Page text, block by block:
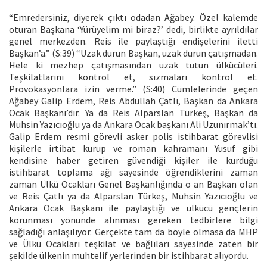
“Emredersiniz, diyerek çıktı odadan Ağabey. Özel kalemde
oturan Başkana ‘Yürüyelim mi biraz?’ dedi, birlikte ayrıldılar
genel merkezden. Reis ile paylaştığı endişelerini iletti
Başkan’a.” (S:39) “Uzak durun Başkan, uzak durun çatışmadan.
Hele ki mezhep çatışmasından uzak tutun ülkücüleri.
Teşkilatlarını kontrol et, sızmaları kontrol et.
Provokasyonlara izin verme.” (S:40) Cümlelerinde geçen
Ağabey Galip Erdem, Reis Abdullah Çatlı, Başkan da Ankara
Ocak Başkanı’dır. Ya da Reis Alparslan Türkeş, Başkan da
Muhsin Yazıcıoğlu ya da Ankara Ocak başkanı Ali Uzunırmak’tı.
Galip Erdem resmi görevli asker polis istihbarat görevlisi
kişilerle irtibat kurup ve roman kahramanı Yusuf gibi
kendisine haber getiren güvendiği kişiler ile kurduğu
istihbarat toplama ağı sayesinde öğrendiklerini zaman
zaman Ülkü Ocakları Genel Başkanlığında o an Başkan olan
ve Reis Çatlı ya da Alparslan Türkeş, Muhsin Yazıcıoğlu ve
Ankara Ocak Başkanı ile paylaştığı ve ülkücü gençlerin
korunması yönünde alınması gereken tedbirlere bilgi
sağladığı anlaşılıyor. Gerçekte tam da böyle olmasa da MHP
ve Ülkü Ocakları teşkilat ve bağlıları sayesinde zaten bir
şekilde ülkenin muhtelif yerlerinden bir istihbarat alıyordu.